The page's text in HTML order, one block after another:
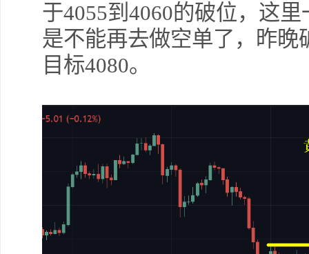
于4055到4060的破位，这
是不能再去做空单了，昨
目标4080。